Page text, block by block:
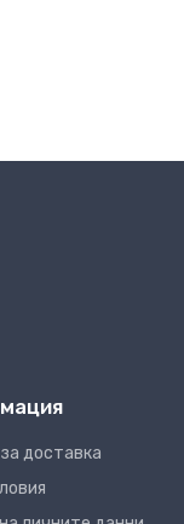
доставка